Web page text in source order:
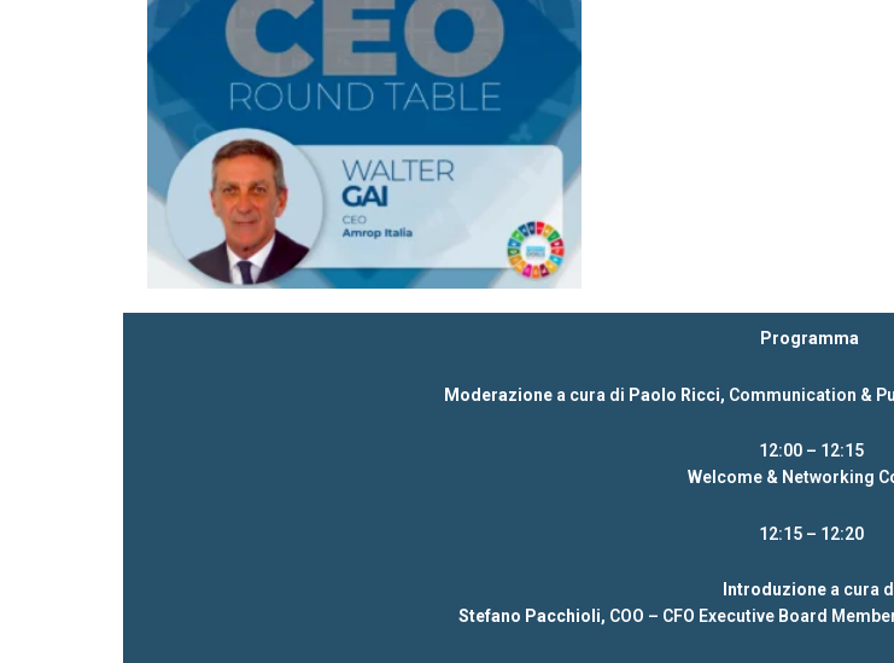
Programma
Moderazione a cura di Paolo Ricci, Communication &
12:00 – 12:15
Welcome & Networking
12:15 – 12:20
Introduzione a cura
Stefano Pacchioli, COO – CFO Executive Board